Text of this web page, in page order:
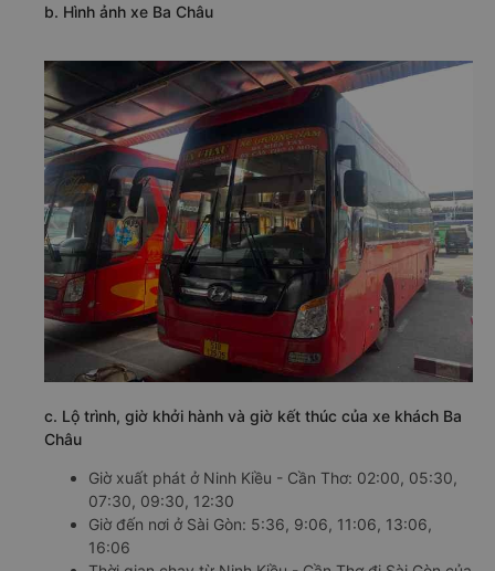
b. Hình ảnh xe Ba Châu
c. Lộ trình, giờ khởi hành và giờ kết thúc của xe khách Ba
Châu
Giờ xuất phát ở Ninh Kiều - Cần Thơ: 02:00, 05:30,
07:30, 09:30, 12:30
Giờ đến nơi ở Sài Gòn: 5:36, 9:06, 11:06, 13:06,
16:06